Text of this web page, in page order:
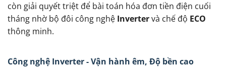
còn giải quyết triệt để bài toán hóa đơn tiền điện cuối
tháng nhờ bộ đôi công nghệ Invertervà chế độ ECO
thông minh.
Công nghệ Inverter - Vận hành êm, Độ bền cao